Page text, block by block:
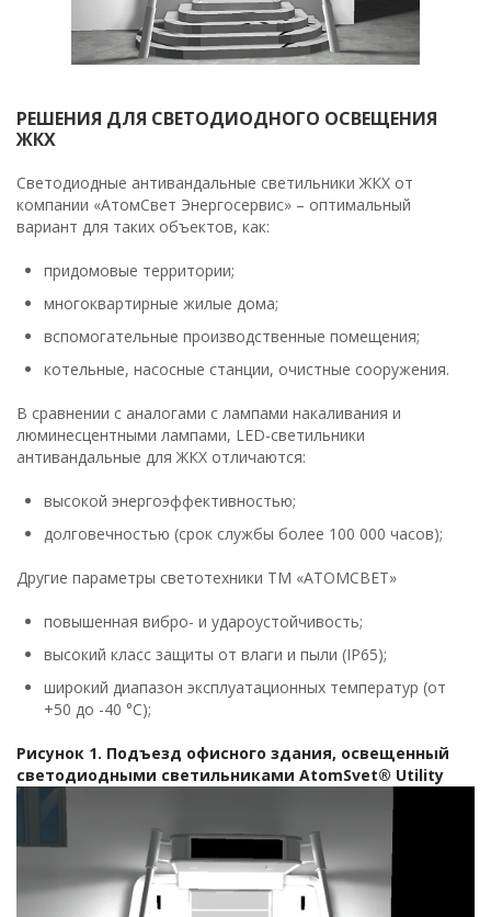
РЕШЕНИЯ ДЛЯ СВЕТОДИОДНОГО ОСВЕЩЕНИЯ
ЖКХ
Светодиодные антивандальные светильники ЖКХ от
компании «АтомСвет Энергосервис» – оптимальный
вариант для таких объектов, как:
придомовые территории;
многоквартирные жилые дома;
вспомогательные производственные помещения;
котельные, насосные станции, очистные сооружения.
В сравнении с аналогами с лампами накаливания и
люминесцентными лампами, LED-светильники
антивандальные для ЖКХ отличаются:
высокой энергоэффективностью;
долговечностью (срок службы более 100 000 часов);
Другие параметры светотехники ТМ «АТОМСВЕТ»
повышенная вибро- и удароустойчивость;
высокий класс защиты от влаги и пыли (IP65);
широкий диапазон эксплуатационных температур (от
+50 до -40 °C);
Рисунок 1. Подъезд офисного здания, освещенный
светодиодными светильниками АtomSvet® Utility